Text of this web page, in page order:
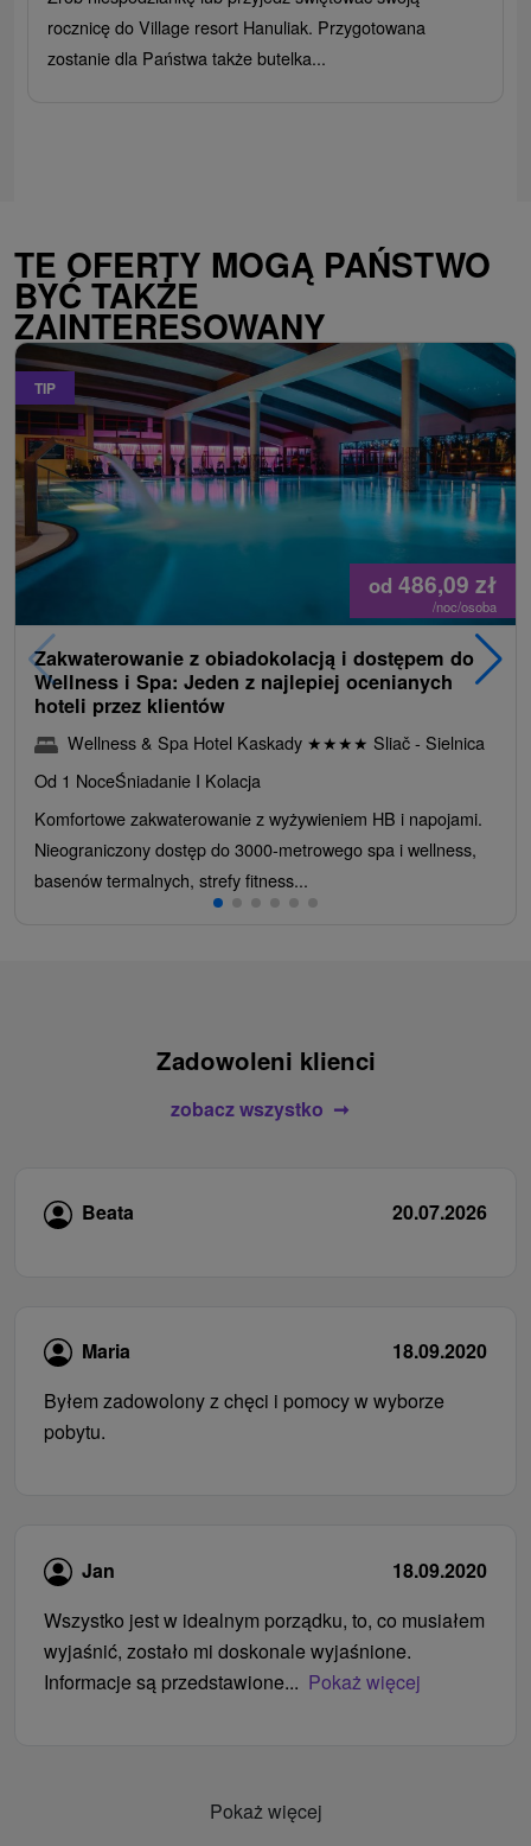
rocznicę do Village resort Hanuliak. Przygotowana
zostanie dla Państwa także butelka...
TE OFERTY MOGĄ PAŃSTWO
BYĆ TAKŻE
ZAINTERESOWANY
TIP
od 486,09 zł
/noc/osoba
Zakwaterowanie z obiadokolacją i dostępem do
Wellness i Spa: Jeden z najlepiej ocenianych
hoteli przez klientów
Wellness & Spa Hotel Kaskady ★★★★ Sliač - Sielnica
Od 1 NoceŚniadanie I Kolacja
Komfortowe zakwaterowanie z wyżywieniem HB i napojami.
Nieograniczony dostęp do 3000-metrowego spa i wellness,
basenów termalnych, strefy fitness...
Zadowoleni klienci
zobacz wszystko
Beata 20.07.2026
Maria
18.09.2020
Byłem zadowolony z chęci i pomocy w wyborze
pobytu.
Jan
18.09.2020
Wszystko jest w idealnym porządku, to, co musiałem
wyjaśnić, zostało mi doskonale wyjaśnione.
Informacje są przedstawione... Pokaż więcej
Pokaż więcej